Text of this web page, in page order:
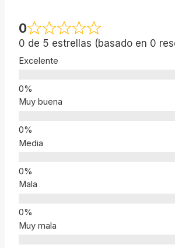
0
0 de 5 estrellas (basado en 0
Excelente
Muy buena
Media
Mala
Muy mala